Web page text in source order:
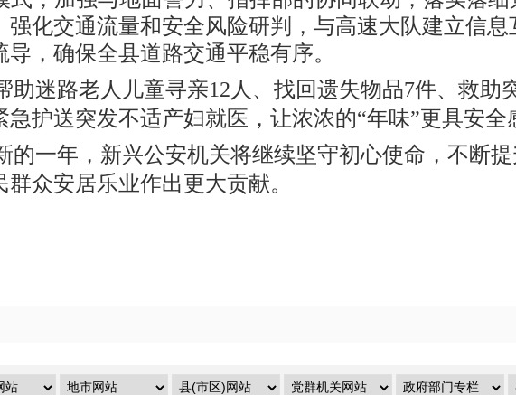
化交通流量和安全风险研判，与高速大队建立信息
，确保全县道路交通平稳有序。
助迷路老人儿童寻亲12人、找回遗失物品7件、救助
护送突发不适产妇就医，让浓浓的“年味”更具安全
的一年，新兴公安机关将继续坚守初心使命，不断
众安居乐业作出更大贡献。